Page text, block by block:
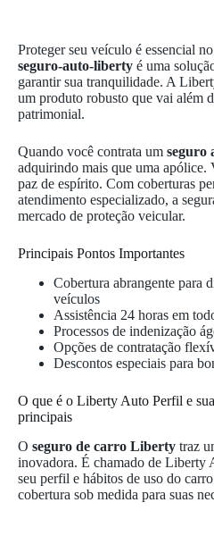
Proteger seu veículo é essencial
seguro-auto-liberty é uma
garantir sua tranquilidade. A
um produto robusto que vai além
patrimonial.
Quando você contrata um seguro
adquirindo mais que uma apólice.
paz de espírito. Com coberturas
atendimento especializado, a
mercado de proteção veicular.
Principais Pontos Importantes
Cobertura abrangente para
veículos
Assistência 24 horas em
Processos de indenização
Opções de contratação
Descontos especiais para
O que é o Liberty Auto Perfil e
principais
O seguro de carro Liberty traz
inovadora. É chamado de Liberty
seu perfil e hábitos de uso do
cobertura sob medida para suas